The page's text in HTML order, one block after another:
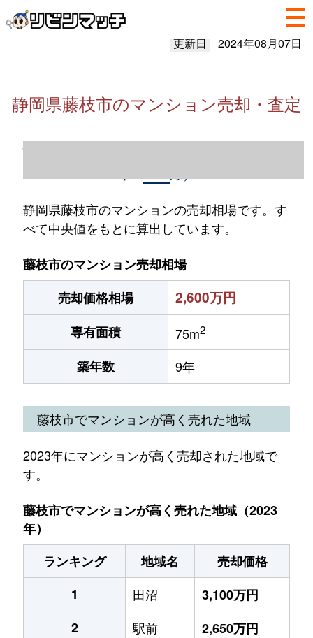
更新日 2024年08月07日
静岡県藤枝市のマンション売却・査定
静岡県藤枝市のマンション売却情報（2023
静岡県藤枝市のマンションの売却相場です。す
べて中央値をもとに算出しています。
藤枝市のマンション売却相場
売却価格相場
2,600万円
専有面積 75m2
築年数 9年
藤枝市でマンションが高く売れた地域
2023年にマンションが高く売却された地域で
す。
藤枝市でマンションが高く売れた地域（2023
年）
ランキング
地域名
売却価格
1
田沼
3,100万円
2
駅前
2,650万円